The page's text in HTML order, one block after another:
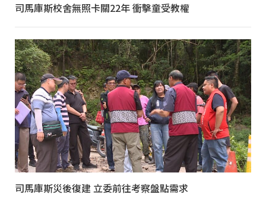
司馬庫斯校舍無照卡關22年 衝擊童受教權
司馬庫斯災後復建 立委前往考察盤點需求